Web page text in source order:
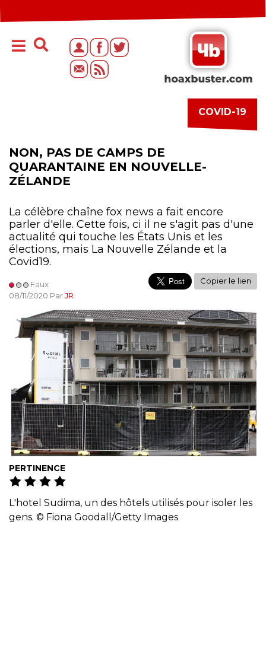
COVID-19
NON, PAS DE CAMPS DE
QUARANTAINE EN NOUVELLE-
ZÉLANDE
La célèbre chaîne fox news a fait encore
parler d'elle. Cette fois, ci il ne s'agit pas d'une
actualité qui touche les États Unis et les
élections, mais La Nouvelle Zélande et la
Covid19.
Faux
08/11/2020 ParJR
Copier le lien
PERTINENCE
L'hotel Sudima, un des hôtels utilisés pour isoler les
gens. © Fiona Goodall/Getty Images